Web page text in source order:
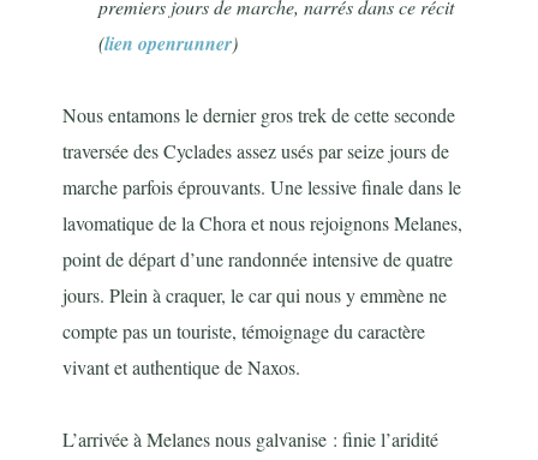
premiers jours de marche, narrés dans ce récit
(lien openrunner)
Nous entamons le dernier gros trek de cette seconde
traversée des Cyclades assez usés par seize jours de
marche parfois éprouvants. Une lessive finale dans le
lavomatique de la Chora et nous rejoignons Melanes,
point de départ d’une randonnée intensive de quatre
jours. Plein à craquer, le car qui nous y emmène ne
compte pas un touriste, témoignage du caractère
vivant et authentique de Naxos.
L’arrivée à Melanes nous galvanise : finie l’aridité